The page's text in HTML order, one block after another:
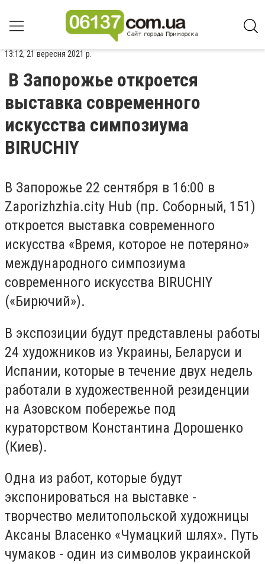
13:12, 21 вересня 2021 р.
В Запорожье откроется
выставка современного
искусства симпозиума
BIRUCHIY
В Запорожье 22 сентября в 16:00 в
Zaporizhzhia.city Hub (пр. Соборный, 151)
откроется выставка современного
искусства «Время, которое не потеряно»
международного симпозиума
современного искусства BIRUCHIY
(«Бирючий»).
В экспозиции будут представлены работы
24 художников из Украины, Беларуси и
Испании, которые в течение двух недель
работали в художественной резиденции
на Азовском побережье под
кураторством Константина Дорошенко
(Киев).
Одна из работ, которые будут
экспонироваться на выставке -
творчество мелитопольской художницы
Аксаны Власенко «Чумацкий шлях». Путь
чумаков - один из символов украинской